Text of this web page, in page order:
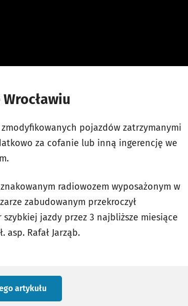
pojazdów zatrzymanymi
za cofanie lub inną ingerencję we
radiowozem wyposażonym w
zabudowanym przekroczył
jazdy przez 3 najbliższe miesiące
Rafał Jarząb.
artykułu